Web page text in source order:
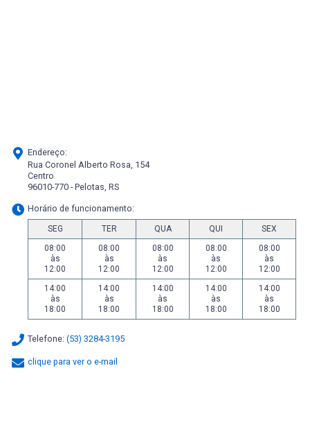
Endereço:
Rua Coronel Alberto Rosa, 154
Centro
96010-770 - Pelotas, RS
Horário de funcionamento:
SEG TER QUA QUI
SEX
08:00
às
12:00
08:00
às
12:00
08:00
às
12:00
08:00
às
12:00
08:00
às
12:00
14:00
às
18:00
14:00
às
18:00
14:00
às
18:00
14:00
às
18:00
14:00
às
18:00
Telefone: (53) 3284-3195
clique para ver o e-mail